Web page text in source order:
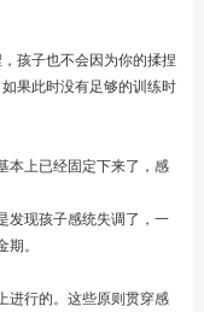
孩子也不会因为你的揉捏
果此时没有足够的训练时
本上已经固定下来了，感
发现孩子感统失调了，一
。
进行的。这些原则贯穿感